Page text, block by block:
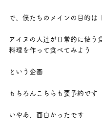
で、僕たちのメインの目的は
アイヌの人達が日常的に使う
料理を作って食べてみよう
という企画
もちろんこちらも要予約です
いやあ、面白かったです